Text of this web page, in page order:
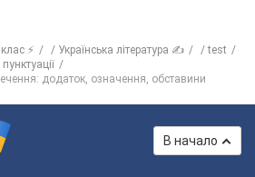
⚡ Українська література ✍
test
додаток, означення, обставини
В начало